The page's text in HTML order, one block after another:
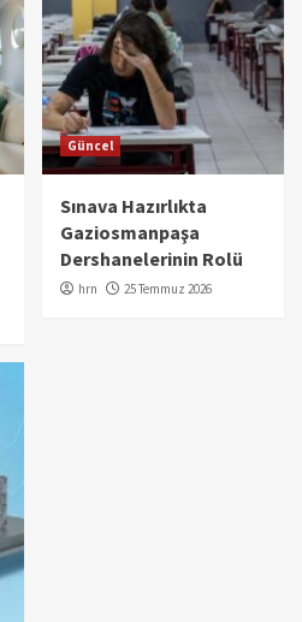
Güncel
Sınava Hazırlıkta
Gaziosmanpaşa
Dershanelerinin Rolü
hrn 25 Temmuz 2026